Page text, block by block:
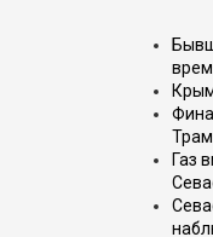
Газ